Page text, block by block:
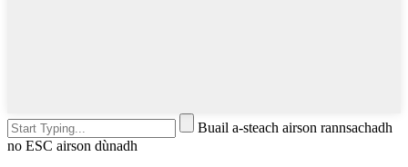
Buail a-steach airson rannsachadh
no ESC airson dùnadh